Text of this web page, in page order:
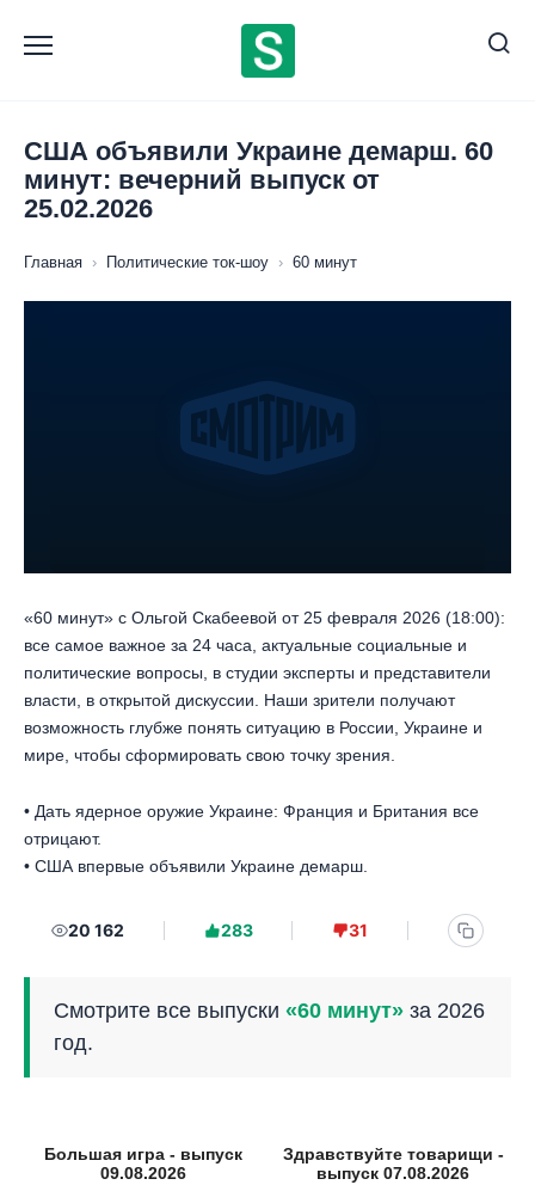
содержанию
США объявили Украине демарш. 60
минут: вечерний выпуск от
25.02.2026
Главная › Политические ток-шоу › 60 минут
«60 минут» с Ольгой Скабеевой от 25 февраля 2026 (18:00):
все самое важное за 24 часа, актуальные социальные и
политические вопросы, в студии эксперты и представители
власти, в открытой дискуссии. Наши зрители получают
возможность глубже понять ситуацию в России, Украине и
мире, чтобы сформировать свою точку зрения.
• Дать ядерное оружие Украине: Франция и Британия все
отрицают.
• США впервые объявили Украине демарш.
20 162 283 31
Смотрите все выпуски «60 минут» за 2026
год.
Большая игра - выпуск
09.08.2026
Здравствуйте товарищи -
выпуск 07.08.2026